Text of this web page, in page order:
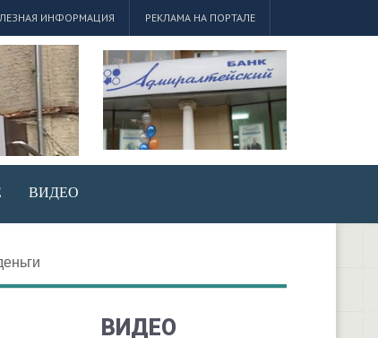
ИНФОРМАЦИЯ РЕКЛАМА НА ПОРТАЛЕ
ВИДЕО
ВИДЕО